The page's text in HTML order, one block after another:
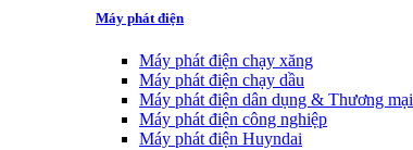
Máy phát điện
Máy phát điện chạy xăng
Máy phát điện chạy dầu
Máy phát điện dân dụng & Thương mại
Máy phát điện công nghiệp
Máy phát điện Huyndai